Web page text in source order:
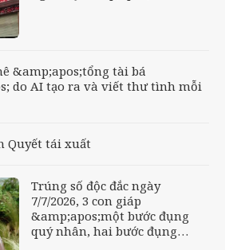
&amp;apos;tổng tài bá
do AI tạo ra và viết thư tình mỗi
Quyết tái xuất
Trúng số độc đắc ngày
7/7/2026, 3 con giáp
&amp;apos;một bước đụng
quý nhân, hai bước đụng